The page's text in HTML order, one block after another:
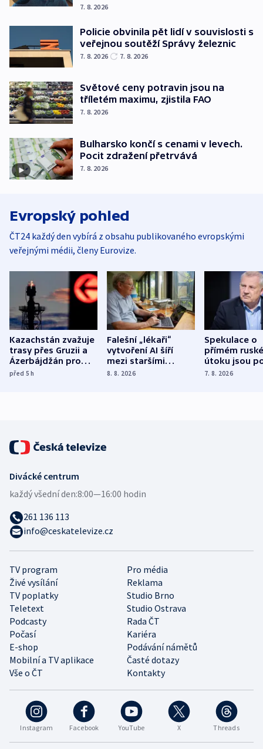
7. 8. 2026
Policie obvinila pět lidí v souvislosti s
veřejnou soutěží Správy železnic
7. 8. 2026 7. 8. 2026
Světové ceny potravin jsou na
tříletém maximu, zjistila FAO
7. 8. 2026
Bulharsko končí s cenami v levech.
Pocit zdražení přetrvává
7. 8. 2026
Evropský pohled
ČT24 každý den vybírá z obsahu publikovaného evropskými
veřejnými médii, členy Eurovize.
Kazachstán zvažuje
trasy přes Gruzii a
Ázerbájdžán pro
vývoz ropy do
před 5h
Falešní „lékaři“
vytvoření AI šíří
mezi staršími
Poláky nebezpečné
8. 8. 2026
Spekulace o
přímém
útoku jsou
míní
7. 8. 2026
Instagram Facebook YouTube X Threads
TV program
Pro média
Živé vysílání
Reklama
TV poplatky
Studio Brno
Teletext
Studio Ostrava
Podcasty
Rada ČT
Počasí
Kariéra
E-shop
Podávání námětů
Mobilní a TV aplikace
Časté dotazy
Vše o ČT
Kontakty
Divácké centrum
každý všední den:8:00—16:00 hodin
261 136 113
info@ceskatelevize.cz